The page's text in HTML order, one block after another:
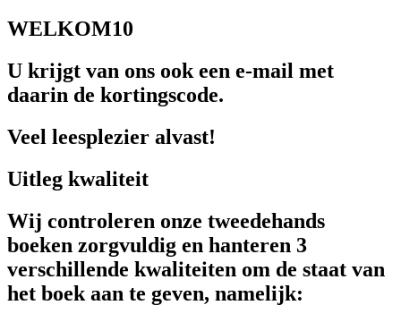
WELKOM10
U krijgt van ons ook een e-mail met
daarin de kortingscode.
Veel leesplezier alvast!
Uitleg kwaliteit
Wij controleren onze tweedehands
boeken zorgvuldig en hanteren 3
verschillende kwaliteiten om de staat van
het boek aan te geven, namelijk: